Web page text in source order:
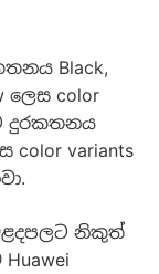
Black,
ලෙස color
දුරකතනය
color variants
නිකුත්